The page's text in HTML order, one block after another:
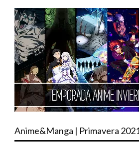
Anime&Manga | Primavera